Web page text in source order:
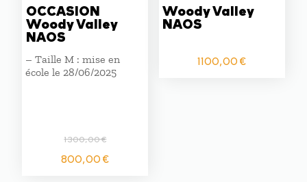
OCCASION
Woody Valley
NAOS
– Taille M : mise en
école le 28/06/2025
1300,00€
Le
prix
800,00€Le
Woody Valley
NAOS
1100,00€